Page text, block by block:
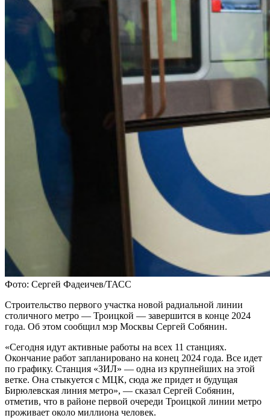
Фото: Сергей Фадеичев/ТАСС
Строительство первого участка новой радиальной линии
столичного метро — Троицкой — завершится в конце 2024
года. Об этом сообщил мэр Москвы Сергей Собянин.
«Сегодня идут активные работы на всех 11 станциях.
Окончание работ запланировано на конец 2024 года. Все идет
по графику. Станция «ЗИЛ» — одна из крупнейших на этой
ветке. Она стыкуется с МЦК, сюда же придет и будущая
Бирюлевская линия метро», — сказал Сергей Собянин,
отметив, что в районе первой очереди Троицкой линии метро
проживает около миллиона человек.